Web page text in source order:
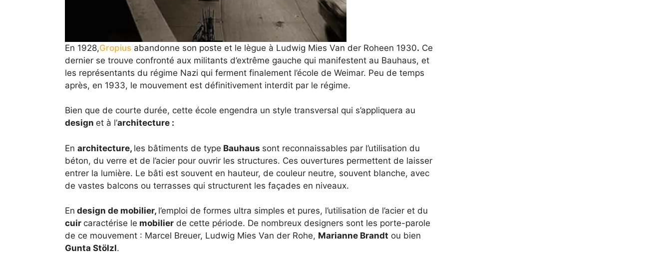
En 1928,Gropiusabandonne son poste et le lègue à Ludwig Mies Van der Roheen 1930. Ce
dernier se trouve confronté aux militants d’extrême gauche qui manifestent au Bauhaus, et
les représentants du régime Nazi qui ferment finalement l’école de Weimar. Peu de temps
après, en 1933, le mouvement est définitivement interdit par le régime.
Bien que de courte durée, cette école engendra un style transversal qui s’appliquera au
design et à l’architecture :
En architecture, les bâtiments de type Bauhaus sont reconnaissables par l’utilisation du
béton, du verre et de l’acier pour ouvrir les structures. Ces ouvertures permettent de laisser
entrer la lumière. Le bâti est souvent en hauteur, de couleur neutre, souvent blanche, avec
de vastes balcons ou terrasses qui structurent les façades en niveaux.
En design de mobilier, l’emploi de formes ultra simples et pures, l’utilisation de l’acier et du
cuir caractérise le mobilierde cette période. De nombreux designers sont les porte-parole
de ce mouvement : Marcel Breuer, Ludwig Mies Van der Rohe, Marianne Brandt ou bien
Gunta Stölzl.